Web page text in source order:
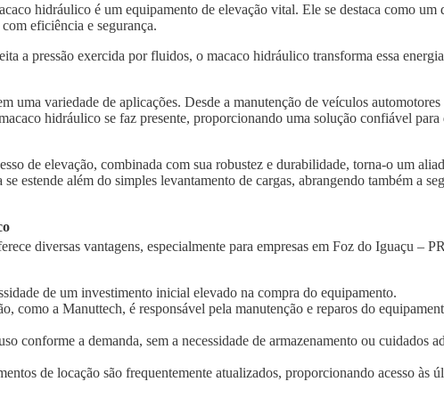
hidráulico é um equipamento de elevação vital. Ele se destaca como um
eficiência e segurança.
a pressão exercida por fluidos, o macaco hidráulico transforma essa
uma variedade de aplicações. Desde a manutenção de veículos
hidráulico se faz presente, proporcionando uma solução confiável para
de elevação, combinada com sua robustez e durabilidade, torna-o um
estende além do simples levantamento de cargas, abrangendo também a
diversas vantagens, especialmente para empresas em Foz do Iguaçu –
de um investimento inicial elevado na compra do equipamento.
como a Manuttech, é responsável pela manutenção e reparos do
conforme a demanda, sem a necessidade de armazenamento ou cuidados
de locação são frequentemente atualizados, proporcionando acesso às